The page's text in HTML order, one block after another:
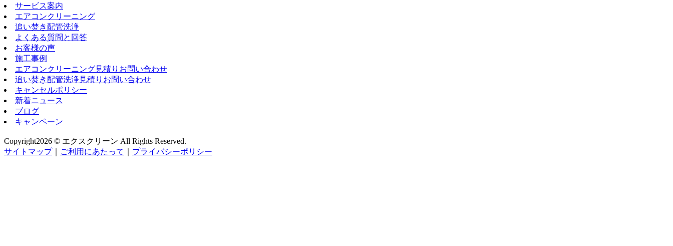
サービス案内
エアコンクリーニング
追い焚き配管洗浄
よくある質問と回答
お客様の声
施工事例
エアコンクリーニング見積りお問い合わせ
追い焚き配管洗浄見積りお問い合わせ
キャンセルポリシー
新着ニュース
ブログ
キャンペーン
Copyright2026 © エクスクリーン All Rights Reserved.
サイトマップ｜ ご利用にあたって プライバシーポリシー